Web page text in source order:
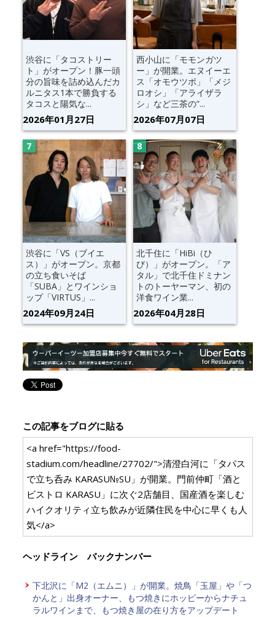
渋谷に「タコストリー
ト」がオープン！豚一頭
分の旨味を詰め込んだカ
ルニタス1本で勝負する
タコスと陽気な...
2026年01月27日
西小山に「モモンガツ
ー」が開業。エヌイーエ
ス「オモウツボ」「メジ
ロオシ」「アライザラ
シ」など三茶の“...
2026年07月07日
渋谷に「VS（ブイエ
ス）」がオープン。京都
の立ち食いそば
「SUBA」とワインショ
ップ「VIRTUS」...
2024年09月24日
北千住に「HiBi（ひ
び）」がオープン。「ア
タル」で北千住ドミナン
トのトーヤーマン、初の
洋食ワイン業...
2026年04月28日
この記事をブログに貼る
<a href="https://food-
stadium.com/headline/27702/">清澄白河に「タパス
で立ち呑み KARASU№SU」が開業。門前仲町「酒と
ビストロ KARASU」に次ぐ2店舗目、国産酒を楽しむ
ハイクオリティ立ち飲みが近隣住民を中心に早くも人
気</a>
ヘッドライン バックナンバー
下北沢に「M2（エムニ）」が開業。焼鳥「玉屋」や「つ
かんと」出身オーナー、もつ焼きにホッピーからナチュ
ラルワインまで、もつ焼き屋の在り方をアップデート